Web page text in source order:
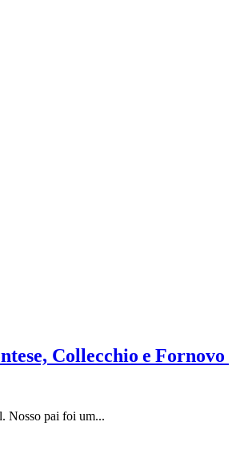
Collecchio e Fornovo
Nosso pai foi um...